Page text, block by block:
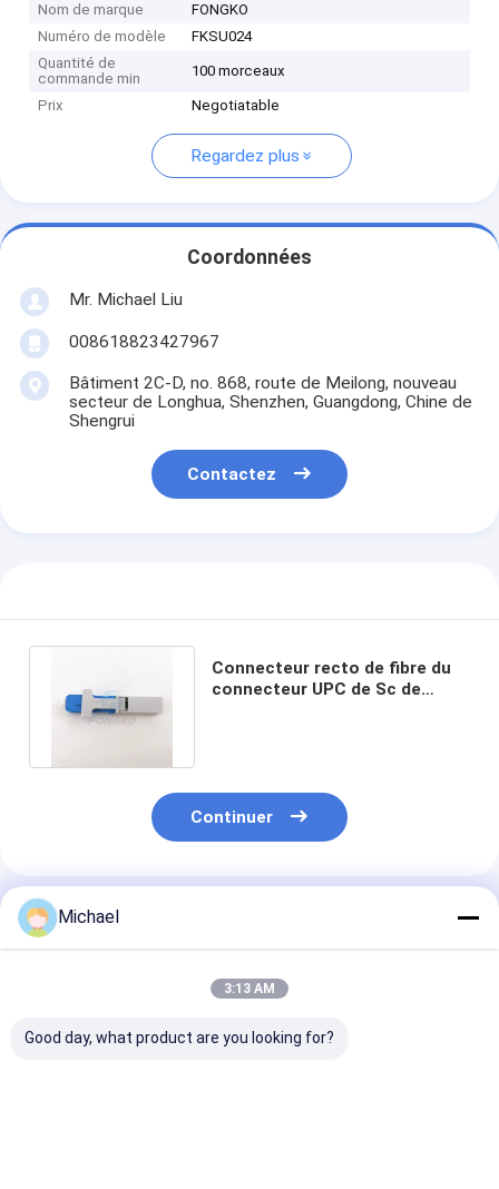
Nom de marque
FONGKO
Numéro de modèle
FKSU024
Quantité de
commande min
100 morceaux
Prix Negotiatable
Regardez plus
Coordonnées
Mr. Michael Liu
008618823427967
Bâtiment 2C-D, no. 868, route de Meilong, nouveau
secteur de Longhua, Shenzhen, Guangdong, Chine de
Shengrui
Contactez
Connecteur recto de fibre du
connecteur UPC de Sc de
Continuer
Produits Recommandés
Michael
3:13 AM
Good day, what product are you looking for?